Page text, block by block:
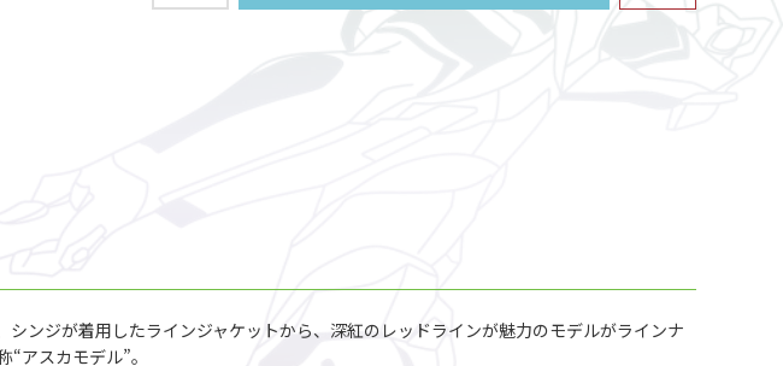
ンジが着用したラインジャケットから、深紅のレッドラインが魅力のモデルがラインナ
アスカモデル”。